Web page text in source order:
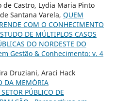
Castro, Lydia Maria Pinto
Santana Varela, QUEM
COM O CONHECIMENTO
DE MÚLTIPLOS CASOS
DO NORDESTE DO
Gestão & Conhecimento: v. 4
Druziani, Araci Hack
DA MEMÓRIA
PÚBLICO DE